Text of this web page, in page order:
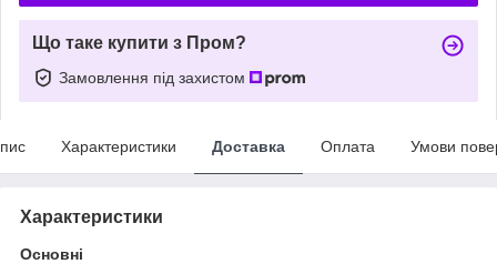
Що таке купити з Пром?
Замовлення під захистом
Характеристики Доставка Оплата Умови
Характеристики
Основні